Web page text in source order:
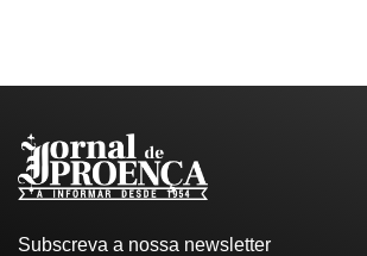
Subscreva a nossa newsletter